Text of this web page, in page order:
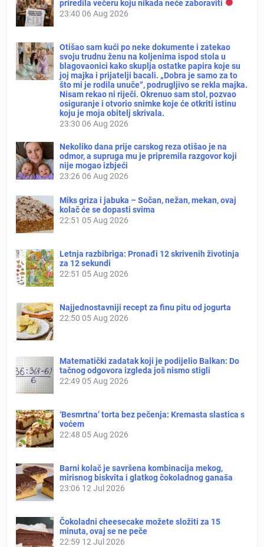
priredila večeru koju nikada neće zaboraviti
23:40 06 Aug 2026
Otišao sam kući po neke dokumente i zatekao
svoju trudnu ženu na koljenima ispod stola u
blagovaonici kako skuplja ostatke papira koje su
joj majka i prijatelji bacali. „Dobra je samo za to
što mi je rodila unuče“, podrugljivo se rekla majka.
Nisam rekao ni riječi. Okrenuo sam stol, pozvao
osiguranje i otvorio snimke koje će otkriti istinu
koju je moja obitelj skrivala.
23:30 06 Aug 2026
Nekoliko dana prije carskog reza otišao je na
odmor, a supruga mu je pripremila razgovor koji
nije mogao izbjeći
23:26 06 Aug 2026
Miks griza i jabuka – Sočan, nežan, mekan, ovaj
kolač će se dopasti svima
22:51 05 Aug 2026
Letnja razbibriga: Pronađi 12 skrivenih životinja
za 12 sekundi
22:51 05 Aug 2026
Najjednostavniji recept za finu pitu od jogurta
22:50 05 Aug 2026
Matematički zadatak koji je podijelio Balkan: Do
tačnog odgovora izgleda još nismo stigli
22:49 05 Aug 2026
‘Besmrtna’ torta bez pečenja: Kremasta slastica s
voćem
22:48 05 Aug 2026
Barni kolač je savršena kombinacija mekog,
mirisnog biskvita i glatkog čokoladnog ganaša
23:06 12 Jul 2026
Čokoladni cheesecake možete složiti za 15
minuta, ovaj se ne peče
22:59 12 Jul 2026